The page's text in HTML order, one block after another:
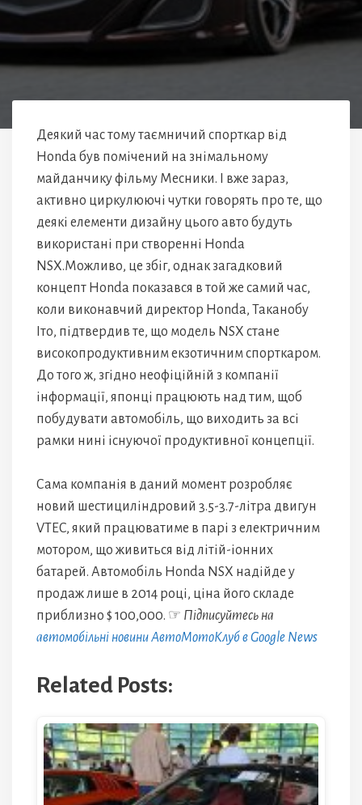
Деякий час тому таємничий спорткар від
Honda був помічений на знімальному
майданчику фільму Месники. І вже зараз,
активно циркулюючі чутки говорять про те, що
деякі елементи дизайну цього авто будуть
використані при створенні Honda
NSX.Можливо, це збіг, однак загадковий
концепт Honda показався в той же самий час,
коли виконавчий директор Honda, Таканобу
Іто, підтвердив те, що модель NSX стане
високопродуктивним екзотичним спорткаром.
До того ж, згідно неофіційній з компанії
інформації, японці працюють над тим, щоб
побудувати автомобіль, що виходить за всі
рамки нині існуючої продуктивної концепції.
Сама компанія в даний момент розробляє
новий шестициліндровий 3.5-3.7-літра двигун
VTEC, який працюватиме в парі з електричним
мотором, що живиться від літій-іонних
батарей. Автомобіль Honda NSX надійде у
продаж лише в 2014 році, ціна його складе
приблизно $ 100,000. ☞ Підписуйтесь на
автомобільні новини АвтоМотоКлуб в Google News
Related Posts: